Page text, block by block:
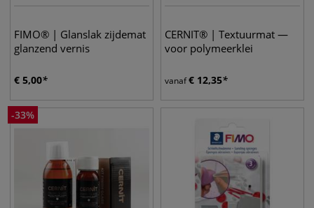
FIMO® | Glanslak zijdemat
glanzend vernis
€ 5,00
CERNIT® | Textuurmat —
voor polymeerklei
vanaf€ 12,35
-33%